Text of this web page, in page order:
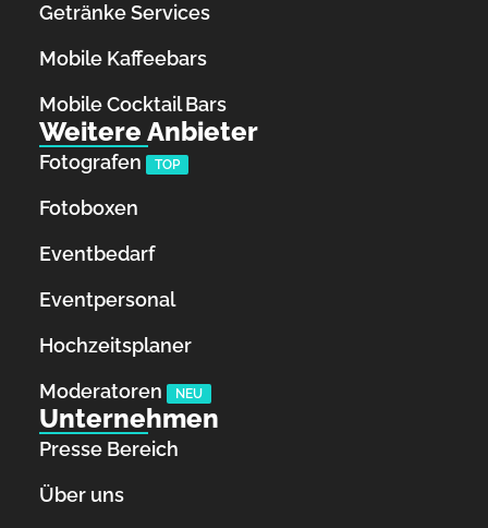
Getränke Services
Mobile Kaffeebars
Mobile Cocktail Bars
Weitere Anbieter
Fotografen TOP
Fotoboxen
Eventbedarf
Eventpersonal
Hochzeitsplaner
Moderatoren
NEU
Unternehmen
Presse Bereich
Über uns